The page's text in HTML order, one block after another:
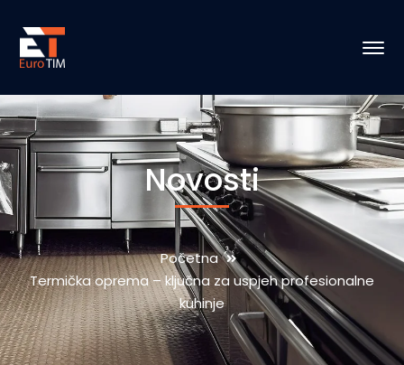
Novosti
Početna
Termička oprema – ključna za uspjeh profesionalne
kuhinje